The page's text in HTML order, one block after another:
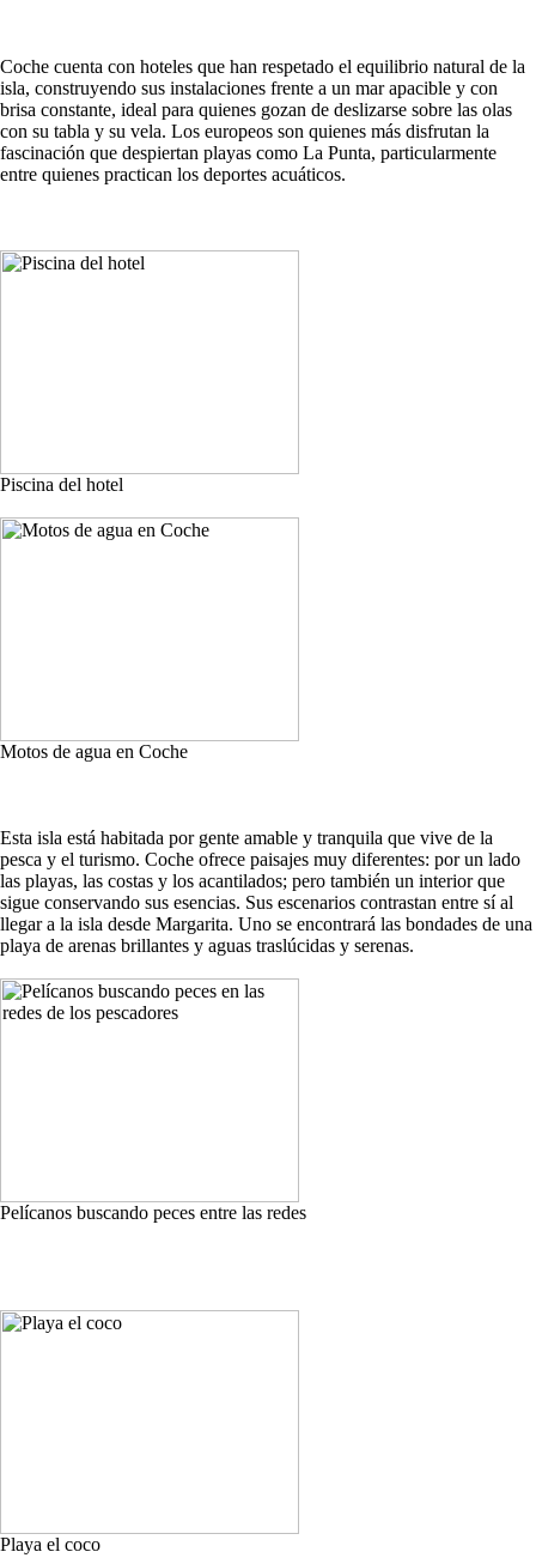
Coche cuenta con hoteles que han respetado el equilibrio natural de la
isla, construyendo sus instalaciones frente a un mar apacible y con
brisa constante, ideal para quienes gozan de deslizarse sobre las olas
con su tabla y su vela. Los europeos son quienes más disfrutan la
fascinación que despiertan playas como La Punta, particularmente
entre quienes practican los deportes acuáticos.
Piscina del hotel
Motos de agua en Coche
Esta isla está habitada por gente amable y tranquila que vive de la
pesca y el turismo. Coche ofrece paisajes muy diferentes: por un lado
las playas, las costas y los acantilados; pero también un interior que
sigue conservando sus esencias. Sus escenarios contrastan entre sí al
llegar a la isla desde Margarita. Uno se encontrará las bondades de una
playa de arenas brillantes y aguas traslúcidas y serenas.
Pelícanos buscando peces entre las redes
Playa el coco